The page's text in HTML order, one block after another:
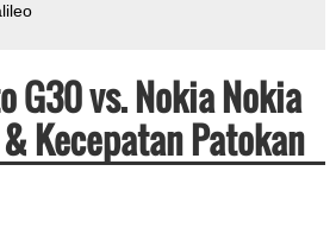
G30 vs. Nokia Nokia
Kecepatan Patokan